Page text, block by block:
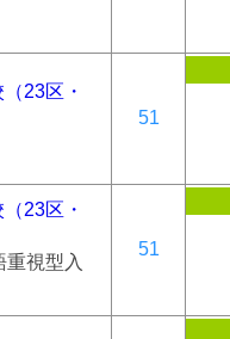
23区・
51
23区・
重視型入
51